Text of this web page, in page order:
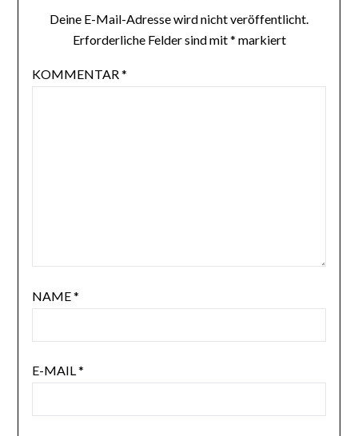
Deine E-Mail-Adresse wird nicht veröffentlicht.
Erforderliche Felder sind mit* markiert
KOMMENTAR*
NAME*
E-MAIL*